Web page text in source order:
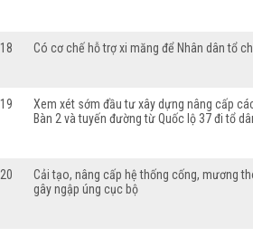
18
Có cơ chế hỗ trợ xi măng để Nhân dân tổ
19
Xem xét sớm đầu tư xây dựng nâng cấp
Bàn 2 và tuyến đường từ Quốc lộ 37 đi tổ
20
Cải tạo, nâng cấp hệ thống cống, mương
gây ngập úng cục bộ